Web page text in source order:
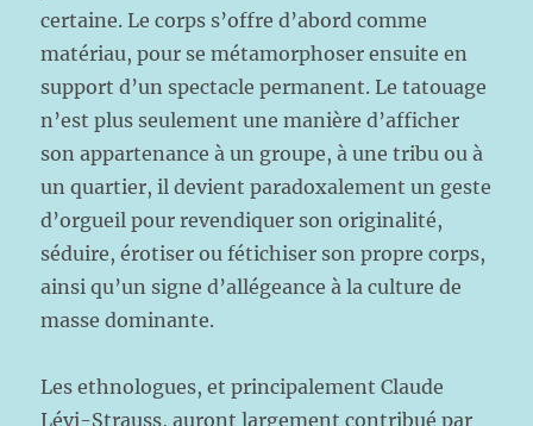
certaine. Le corps s’offre d’abord comme
matériau, pour se métamorphoser ensuite en
support d’un spectacle permanent. Le tatouage
n’est plus seulement une manière d’afficher
son appartenance à un groupe, à une tribu ou à
un quartier, il devient paradoxalement un geste
d’orgueil pour revendiquer son originalité,
séduire, érotiser ou fétichiser son propre corps,
ainsi qu’un signe d’allégeance à la culture de
masse dominante.
Les ethnologues, et principalement Claude
Lévi-Strauss, auront largement contribué par